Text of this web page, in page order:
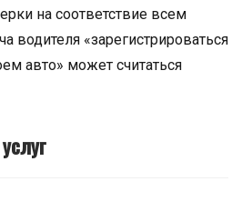
на соответствие всем
водителя «зарегистрироваться
авто» может считаться